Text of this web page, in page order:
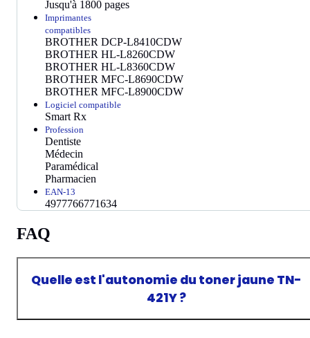
Jusqu'à 1800 pages
Imprimantes
compatibles
BROTHER DCP-L8410CDW
BROTHER HL-L8260CDW
BROTHER HL-L8360CDW
BROTHER MFC-L8690CDW
BROTHER MFC-L8900CDW
Logiciel compatible
Smart Rx
Profession
Dentiste
Médecin
Paramédical
Pharmacien
EAN-13
4977766771634
FAQ
Quelle est l'autonomie du toner jaune TN-
421Y ?